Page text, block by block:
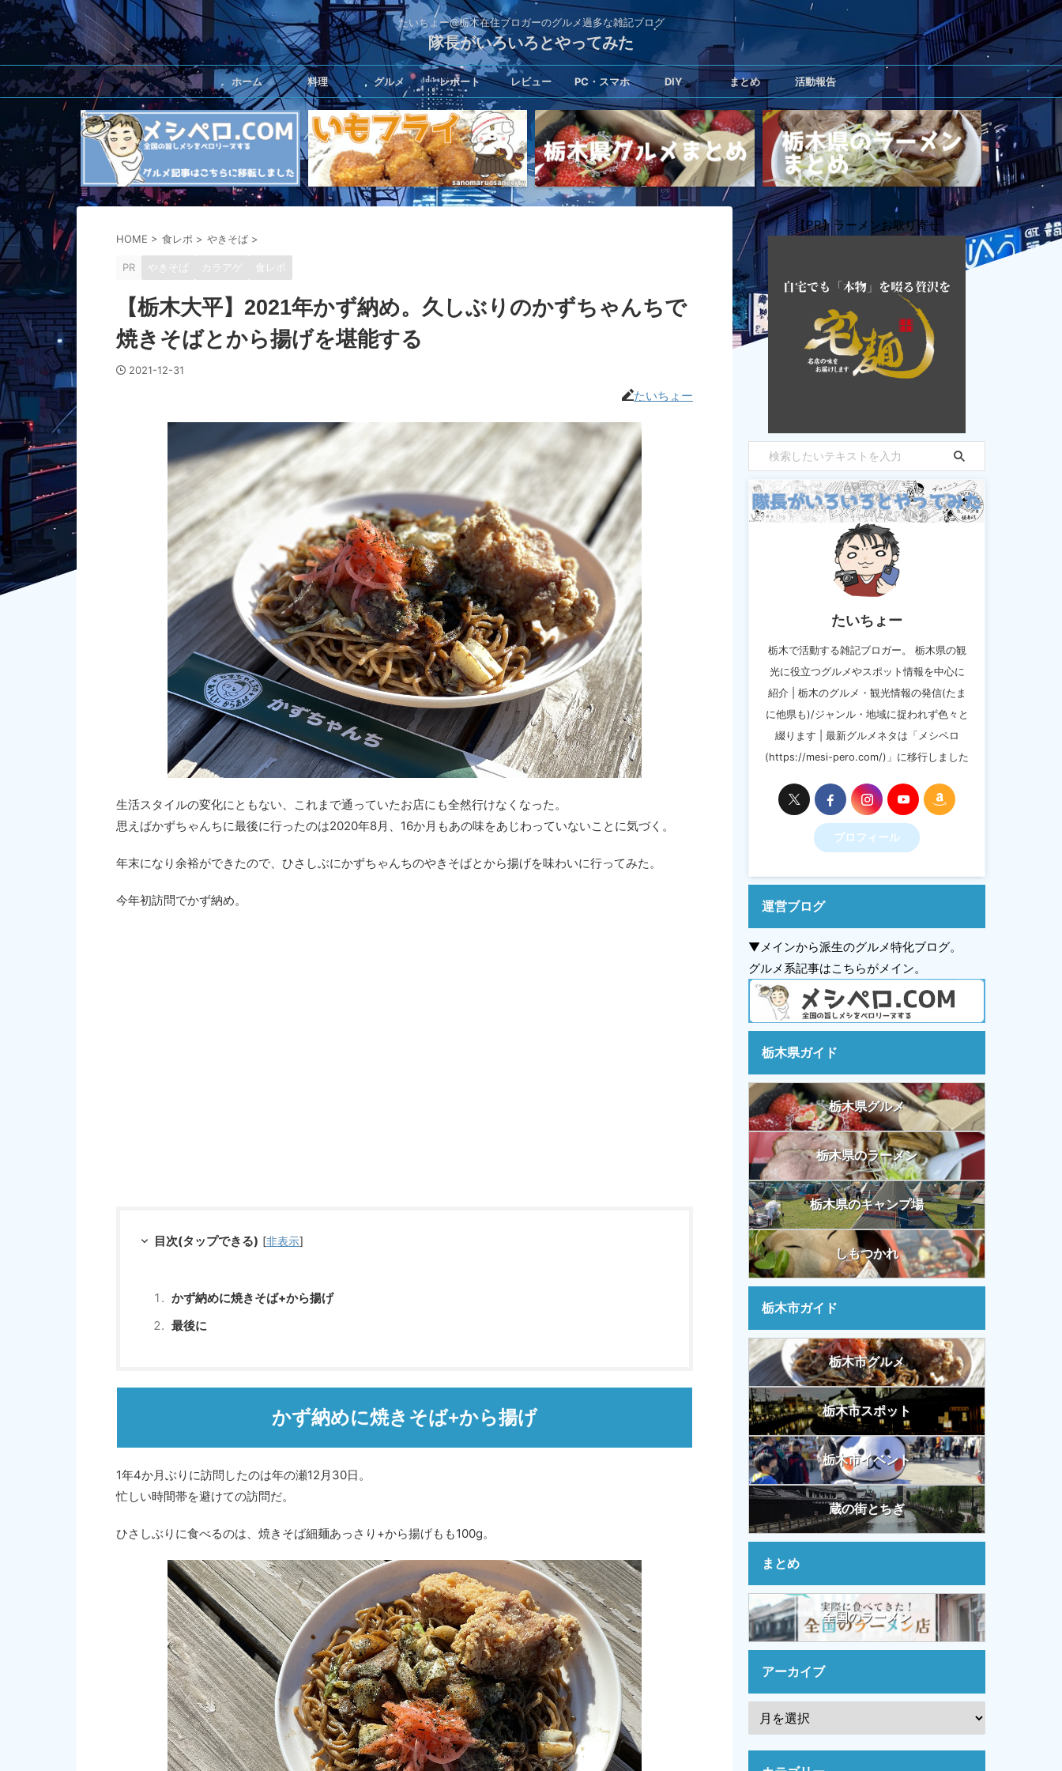
たいちょー@栃木在住ブロガーのグルメ過多な雑記ブログ
隊長がいろいろとやってみた
ホーム 料理 グルメ レポート レビュー PC・スマホ DIY まとめ 活動報告
HOME > 食レポ > やきそば >
PR やきそば カラアゲ 食レポ
【栃木大平】2021年かず納め。久しぶりのかずちゃんちで
焼きそばとから揚げを堪能する
2021-12-31
たいちょー
生活スタイルの変化にともない、これまで通っていたお店にも全然行けなくなった。
思えばかずちゃんちに最後に行ったのは2020年8月、16か月もあの味をあじわっていないことに気づく。
年末になり余裕ができたので、ひさしぶにかずちゃんちのやきそばとから揚げを味わいに行ってみた。
今年初訪問でかず納め。
目次(タップできる) [非表示]
かず納めに焼きそば+から揚げ
最後に
かず納めに焼きそば+から揚げ
1年4か月ぶりに訪問したのは年の瀬12月30日。
忙しい時間帯を避けての訪問だ。
ひさしぶりに食べるのは、焼きそば細麺あっさり+から揚げもも100g。
【PR】ラーメンお取り寄せ
たいちょー
栃木で活動する雑記ブロガー。 栃木県の観
光に役立つグルメやスポット情報を中心に
紹介 | 栃木のグルメ・観光情報の発信(たま
に他県も)/ジャンル・地域に捉われず色々と
綴ります | 最新グルメネタは「メシペロ
(https://mesi-pero.com/)」に移行しました
プロフィール
運営ブログ
▼メインから派生のグルメ特化ブログ。
グルメ系記事はこちらがメイン。
栃木県ガイド
栃木県グルメ
栃木県のラーメン
栃木県のキャンプ場
しもつかれ
栃木市ガイド
栃木市グルメ
栃木市スポット
栃木市イベント
蔵の街とちぎ
まとめ
全国のラーメン
アーカイブ